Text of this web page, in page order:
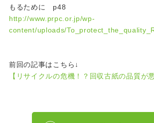
もるために p48
http://www.prpc.or.jp/wp-
content/uploads/
前回の記事はこちら↓
【リサイクルの危機！？回収古紙の品質が